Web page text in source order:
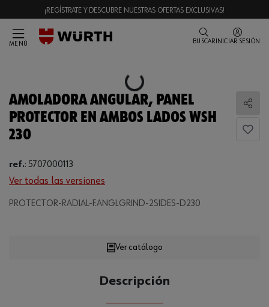
¡REGÍSTRATE Y DESCUBRE NUESTRAS OFERTAS EXCLUSIVAS!
MENÚ BUSCAR INICIAR SESIÓN
Loading...
AMOLADORA ANGULAR, PANEL
PROTECTOR EN AMBOS LADOS WSH
230
ref.: 5707000113
Ver todas las versiones
PROTECTOR-RADIAL-F.ANGLGRIND-2SIDES-D230
Loading...
Ver catálogo
Descripción